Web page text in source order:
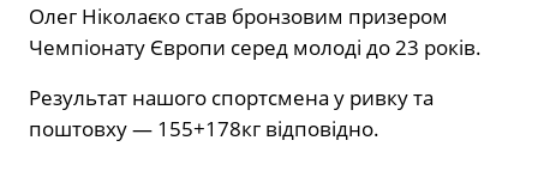
Олег Ніколаєко став бронзовим призером
Чемпіонату Європи серед молоді до 23 років.
Результат нашого спортсмена у ривку та
поштовху — 155+178кг відповідно.